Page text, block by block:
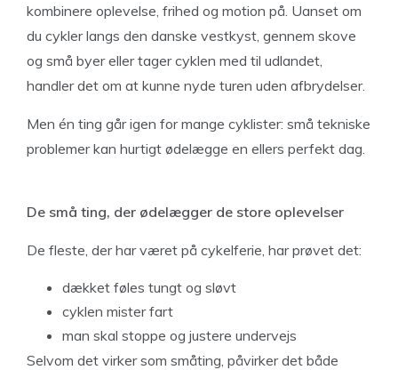
kombinere oplevelse, frihed og motion på. Uanset om
du cykler langs den danske vestkyst, gennem skove
og små byer eller tager cyklen med til udlandet,
handler det om at kunne nyde turen uden afbrydelser.
Men én ting går igen for mange cyklister: små tekniske
problemer kan hurtigt ødelægge en ellers perfekt dag.
De små ting, der ødelægger de store oplevelser
De fleste, der har været på cykelferie, har prøvet det:
dækket føles tungt og sløvt
cyklen mister fart
man skal stoppe og justere undervejs
Selvom det virker som småting, påvirker det både